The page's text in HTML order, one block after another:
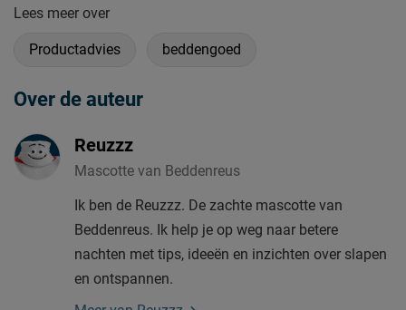
Lees meer over
Productadvies beddengoed
Over de auteur
Reuzzz
Mascotte van Beddenreus
Ik ben de Reuzzz. De zachte mascotte van
Beddenreus. Ik help je op weg naar betere
nachten met tips, ideeën en inzichten over slapen
en ontspannen.